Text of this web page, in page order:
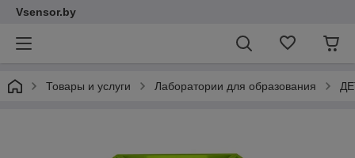
Vsensor.by
Товары и услуги Лаборатории для образования